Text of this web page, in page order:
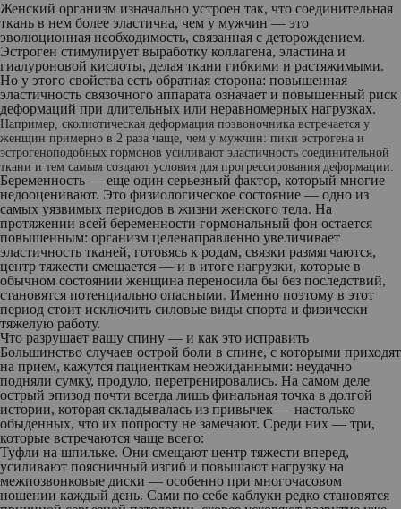
Женский организм изначально устроен так, что соединительная
ткань в нем более эластична, чем у мужчин — это
эволюционная необходимость, связанная с деторождением.
Эстроген стимулирует выработку коллагена, эластина и
гиалуроновой кислоты, делая ткани гибкими и растяжимыми.
Но у этого свойства есть обратная сторона: повышенная
эластичность связочного аппарата означает и повышенный риск
деформаций при длительных или неравномерных нагрузках.
Например, сколиотическая деформация позвоночника встречается у
женщин примерно в 2 раза чаще, чем у мужчин: пики эстрогена и
эстрогеноподобных гормонов усиливают эластичность соединительной
ткани и тем самым создают условия для прогрессирования деформации.
Беременность — еще один серьезный фактор, который многие
недооценивают. Это физиологическое состояние — одно из
самых уязвимых периодов в жизни женского тела. На
протяжении всей беременности гормональный фон остается
повышенным: организм целенаправленно увеличивает
эластичность тканей, готовясь к родам, связки размягчаются,
центр тяжести смещается — и в итоге нагрузки, которые в
обычном состоянии женщина переносила бы без последствий,
становятся потенциально опасными. Именно поэтому в этот
период стоит исключить силовые виды спорта и физически
тяжелую работу.
Что разрушает вашу спину — и как это исправить
Большинство случаев острой боли в спине, с которыми приходят
на прием, кажутся пациенткам неожиданными: неудачно
подняли сумку, продуло, перетренировались. На самом деле
острый эпизод почти всегда лишь финальная точка в долгой
истории, которая складывалась из привычек — настолько
обыденных, что их попросту не замечают. Среди них — три,
которые встречаются чаще всего:
Туфли на шпильке. Они смещают центр тяжести вперед,
усиливают поясничный изгиб и повышают нагрузку на
межпозвонковые диски — особенно при многочасовом
ношении каждый день. Сами по себе каблуки редко становятся